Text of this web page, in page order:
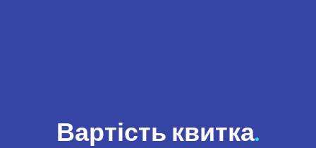
Вартість квитка.